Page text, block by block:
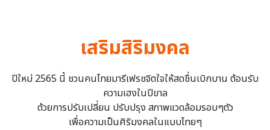
เสริมสิริมงคล
ปีใหม่ 2565 นี้ ชวนคนไทยมารีเฟรชจิตใจให้สดชื่นเบิกบาน ต้อนรับ
ความเฮงในปีขาล
ด้วยการปรับเปลี่ยน ปรับปรุง สภาพแวดล้อมรอบๆตัว
เพื่อความเป็นศิริมงคลในแบบไทยๆ